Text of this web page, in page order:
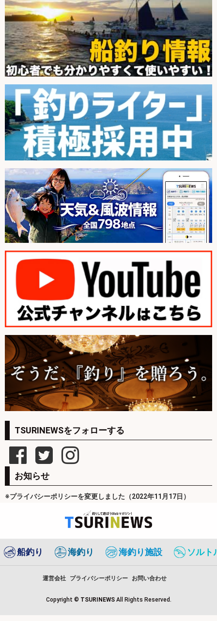
TSURINEWSをフォローする
お知らせ
※プライバシーポリシーを変更しました（2022年11月17日）
船釣り 海釣り 海釣り施設 ソルト
運営会社 プライバシーポリシー お問い合わせ
Copyright © TSURINEWS All Rights Reserved.